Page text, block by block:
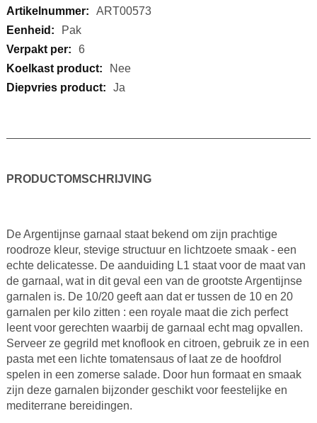
Meer
informatie
ART00573
Pak
6
Nee
Ja
PRODUCTOMSCHRIJVING
De Argentijnse garnaal staat bekend om zijn prachtige
roodroze kleur, stevige structuur en lichtzoete smaak - een
echte delicatesse. De aanduiding L1 staat voor de maat van
de garnaal, wat in dit geval een van de grootste Argentijnse
garnalen is. De 10/20 geeft aan dat er tussen de 10 en 20
garnalen per kilo zitten : een royale maat die zich perfect
leent voor gerechten waarbij de garnaal echt mag opvallen.
Serveer ze gegrild met knoflook en citroen, gebruik ze in een
pasta met een lichte tomatensaus of laat ze de hoofdrol
spelen in een zomerse salade. Door hun formaat en smaak
zijn deze garnalen bijzonder geschikt voor feestelijke en
mediterrane bereidingen.